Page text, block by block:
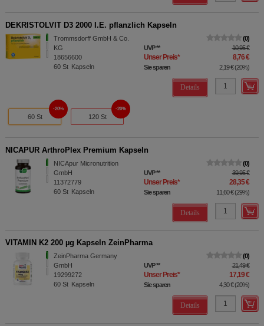
DEKRISTOLVIT D3 2000 I.E. pflanzlich Kapseln
Trommsdorff GmbH & Co.
KG
18656600
60 St Kapseln
0
UVP** 10,95 €
Unser Preis* 8,76 €
Sie sparen 2,19 €(20%)
Details
60 St
20%
120 St
20%
NICAPUR ArthroPlex Premium Kapseln
NICApur Micronutrition
GmbH
11372779
60 St Kapseln
0
UVP** 39,95 €
Unser Preis* 28,35 €
Sie sparen 11,60 €(29%)
Details
VITAMIN K2 200 µg Kapseln ZeinPharma
ZeinPharma Germany
GmbH
19299272
60 St Kapseln
0
UVP** 21,49 €
Unser Preis* 17,19 €
Sie sparen 4,30 €(20%)
Details